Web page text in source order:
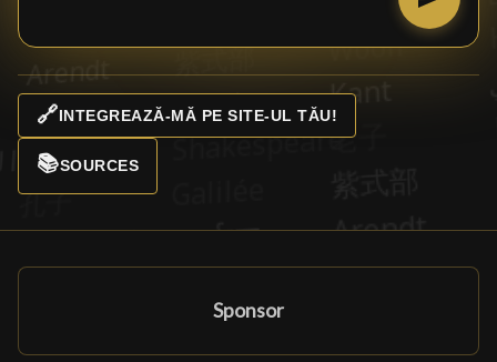
🔗INTEGREAZĂ-MĂ PE SITE-UL TĂU!
📚SOURCES
Sponsor